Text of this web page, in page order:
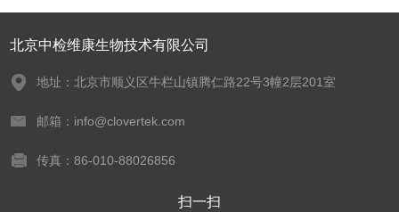
北京中检维康生物技术有限公司
地址：北京市顺义区牛栏山镇腾仁路22号3幢2层201室
邮箱：info@clovertek.com
传真：86-010-88026856
扫一扫